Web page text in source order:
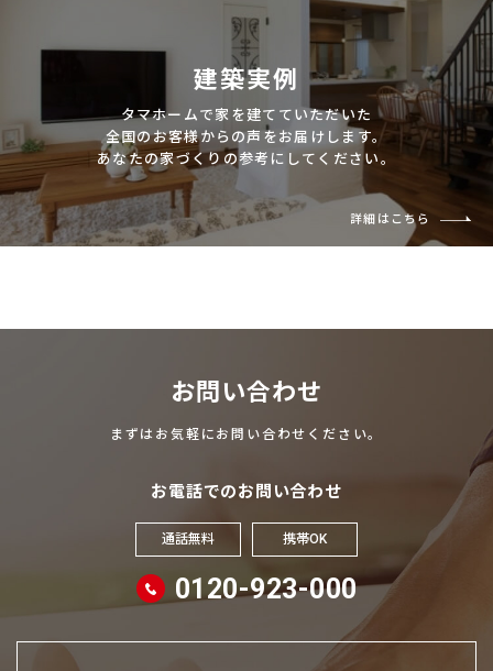
建築実例
タマホームで家を建てていただいた
全国のお客様からの声をお届けします。
あなたの家づくりの参考にしてください。
詳細はこちら
お問い合わせ
まずはお気軽にお問い合わせください。
お電話でのお問い合わせ
通話無料 携帯OK
0120-923-000